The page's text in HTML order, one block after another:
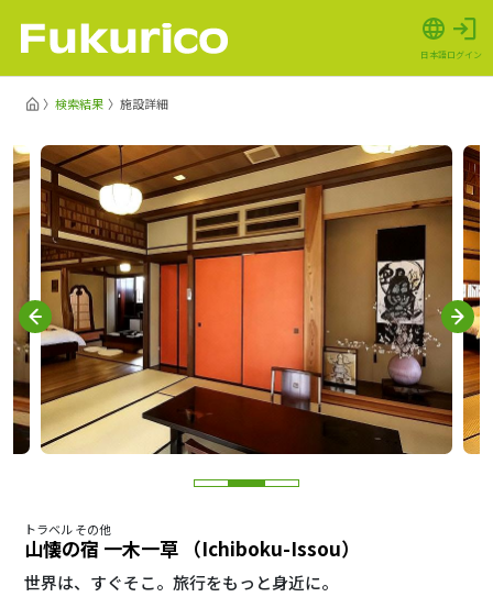
日本語ログイン
検索結果 施設詳細
トラベル その他
山懐の宿 一木一草 （Ichiboku-Issou）
世界は、すぐそこ。旅行をもっと身近に。